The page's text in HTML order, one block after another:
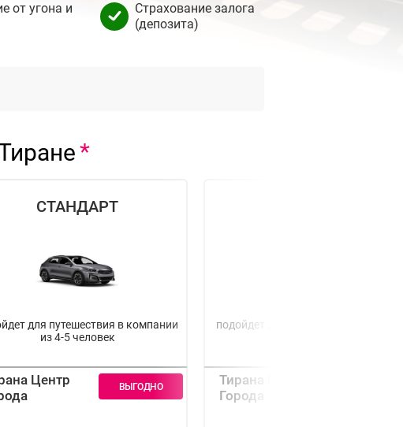
от угона и
Страхование залога
(депозита)
СТАНДАРТ
для путешествия в компании
из 4-5 человек
Центр
подойдет для путешествия в
Тирана Центр
Города